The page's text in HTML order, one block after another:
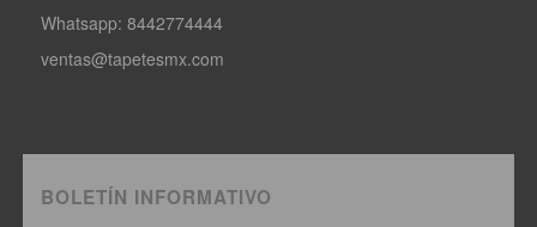
Whatsapp: 8442774444
ventas@tapetesmx.com
BOLETÍN INFORMATIVO